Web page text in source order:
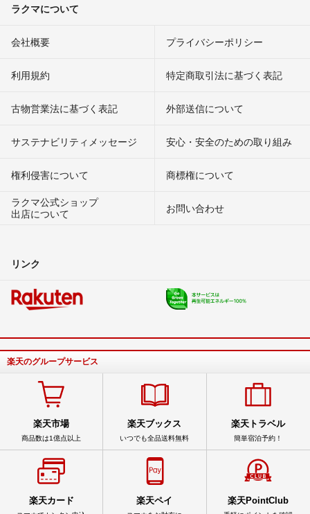
ラクマについて
会社概要 プライバシーポリシー
利用規約 特定商取引法に基づく表記
古物営業法に基づく表記 外部送信について
サステナビリティメッセージ 安心・安全のための取り組み
権利侵害について
商標権について
ラクマ公式ショップ
出店について
お問い合わせ
リンク
楽天のグループサービス
楽天市場
商品数は1億点以上
楽天ブックス
いつでも全品送料無料
楽天トラベル
簡単宿泊予約！
楽天カード 楽天ペイ 楽天PointClub